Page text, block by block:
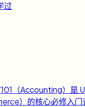
过
（Accounting）是
）的核心必修入门